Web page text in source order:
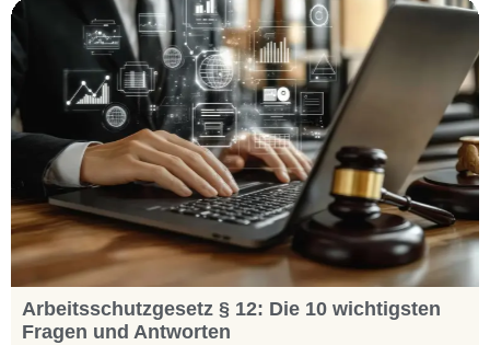
Arbeitsschutzgesetz § 12: Die 10 wichtigsten
Fragen und Antworten